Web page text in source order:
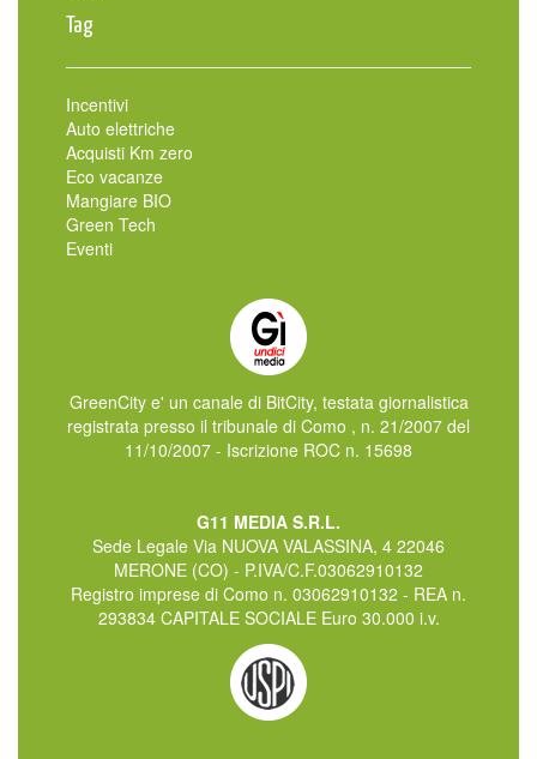
Tag
Incentivi
Auto elettriche
Acquisti Km zero
Eco vacanze
Mangiare BIO
Green Tech
Eventi
GreenCity e' un canale di BitCity, testata giornalistica
registrata presso il tribunale di Como , n. 21/2007 del
11/10/2007 - Iscrizione ROC n. 15698
G11 MEDIA S.R.L.
Sede Legale Via NUOVA VALASSINA, 4 22046
MERONE (CO) - P.IVA/C.F.03062910132
Registro imprese di Como n. 03062910132 - REA n.
293834 CAPITALE SOCIALE Euro 30.000 i.v.